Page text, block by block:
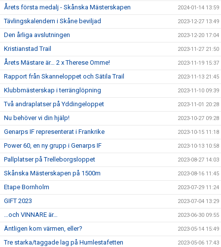
Årets första medalj - Skånska Mästerskapen 2024-01-14 13:59
Tävlingskalendern i Skåne beviljad 2023-12-27 13:49
Den årliga avslutningen 2023-12-20 17:04
Kristianstad Trail 2023-11-27 21:50
Årets Mästare är… 2 x Therese Omme! 2023-11-19 15:37
Rapport från Skanneloppet och Sätila Trail 2023-11-13 21:45
Klubbmästerskap i terränglöpning 2023-11-10 09:39
Två andraplatser på Yddingeloppet 2023-11-01 20:28
Nu behöver vi din hjälp! 2023-10-27 09:28
Genarps IF representerat i Frankrike 2023-10-15 11:18
Power 60, en ny grupp i Genarps IF 2023-10-13 10:58
Pallplatser på Trelleborgsloppet 2023-08-27 14:03
Skånska Mästerskapen på 1500m 2023-08-16 11:45
Etape Bornholm 2023-07-29 11:24
GIFT 2023 2023-07-04 13:29
…och VINNARE är… 2023-06-30 09:55
Äntligen kom värmen, eller? 2023-05-14 15:49
Tre starka/taggade lag på Humlestafetten 2023-05-06 17:43